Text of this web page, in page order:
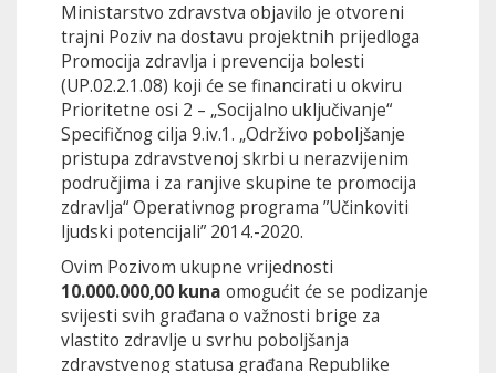
Ministarstvo zdravstva objavilo je otvoreni
trajni Poziv na dostavu projektnih prijedloga
Promocija zdravlja i prevencija bolesti
(UP.02.2.1.08) koji će se financirati u okviru
Prioritetne osi 2 – „Socijalno uključivanje“
Specifičnog cilja 9.iv.1. „Održivo poboljšanje
pristupa zdravstvenoj skrbi u nerazvijenim
područjima i za ranjive skupine te promocija
zdravlja“ Operativnog programa ”Učinkoviti
ljudski potencijali” 2014.-2020.
Ovim Pozivom ukupne vrijednosti
10.000.000,00 kuna omogućit će se podizanje
svijesti svih građana o važnosti brige za
vlastito zdravlje u svrhu poboljšanja
zdravstvenog statusa građana Republike